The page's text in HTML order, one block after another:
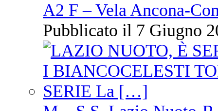
A2 F – Vela Ancona-
Pubblicato il 7 Giugno